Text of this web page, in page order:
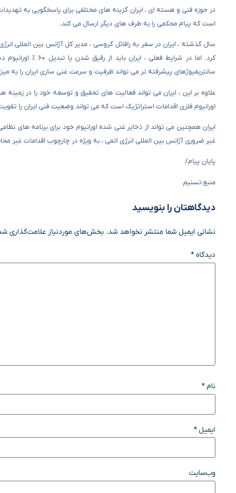
است که پیام محکمی را به طرف های دیگر ارسال می کند.
کرد. اما در شرایط
سانتریفیوژهای پیشرفته تر می تواند ظرفیت و سرعت غنی سازی ایران را به
علاوه بر این ، ایران می تواند فعالیت های تحقیق و توسعه خود را در
اورانیوم فلزی اقدامات استراتژیک است که می تواند وضعیت فنی ایران را
ایران همچنین می تواند از ذخایر غنی شده اورانیوم خود برای برنامه های
غیر ضروری آژانس بین المللی انرژی اتمی ، به ویژه در چارچوب اقدامات غیر
پایان پیام/
منبع:تسنیم
دیدگاهتان را بنویسید
نشانی ایمیل شما منتشر نخواهد شد. بخش‌های موردنیاز علامت‌گذاری
دیدگاه*
نام*
ایمیل*
وب‌سایت